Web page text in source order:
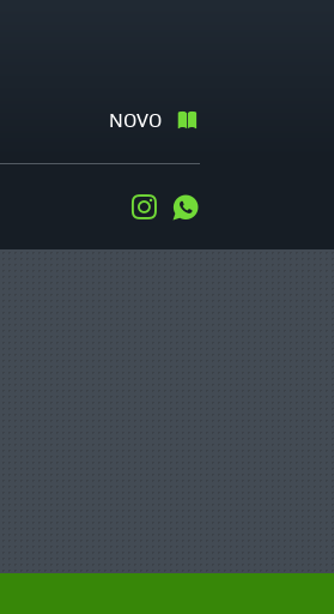
NOVO
Instagram